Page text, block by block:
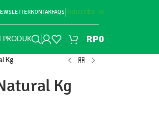
KONTAKFAQS Subscribe us
PRODUK RP0
Kg
Kg